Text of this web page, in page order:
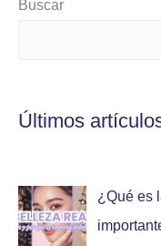
Buscar
Últimos
¿Qué es